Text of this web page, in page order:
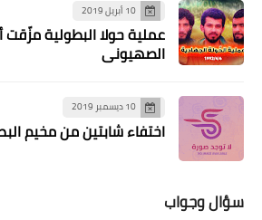
10 أبريل 2019
عملية حولا البطولية
الصهيوني
10 ديسمبر 2019
اختفاء شابتين من مخيم
سؤال وجواب